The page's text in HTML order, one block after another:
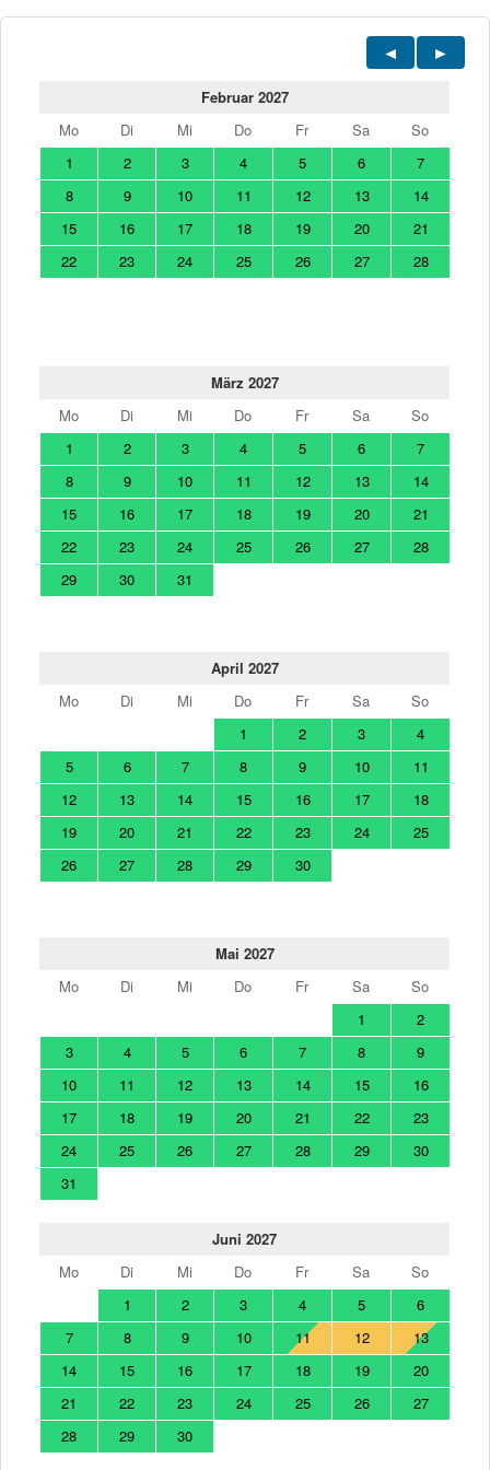
Februar 2027
Mo
Di Mi Do Fr Sa
So
1
2 3 4 5 6
7
8
9 10 11 12 13
14
15
16 17 18 19 20
21
22
23 24 25 26 27 28
März 2027
Mo
Di Mi Do Fr Sa
So
1
2 3 4 5 6
7
8
9 10 11 12 13
14
15
16 17 18 19 20
21
22
23 24 25 26 27
28
29
30 31
April 2027
Mo
Di Mi Do Fr Sa
So
1
2 3
4
5
6 7 8 9 10
11
12
13 14 15 16 17
18
19
20 21 22 23 24
25
26
27 28 29 30
Mai 2027
Mo
Di Mi Do Fr Sa
So
1
2
3
4 5 6 7 8
9
10
11 12 13 14 15
16
17
18 19 20 21 22
23
24
25 26 27 28 29
30
31
Juni 2027
Mo
Di Mi Do Fr Sa
So
1
2 3 4 5
6
7
8 9 10 11 12
13
14
15 16 17 18 19
20
21
22 23 24 25 26
27
28
29 30